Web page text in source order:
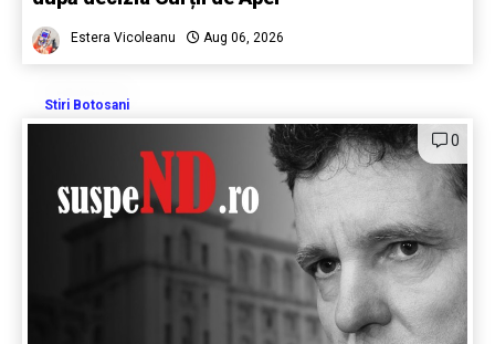
Estera Vicoleanu Aug 06, 2026
Stiri Botosani
0